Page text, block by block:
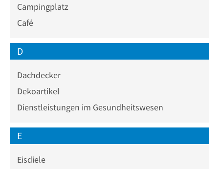
Campingplatz
Café
D
Dachdecker
Dekoartikel
Dienstleistungen im Gesundheitswesen
E
Eisdiele